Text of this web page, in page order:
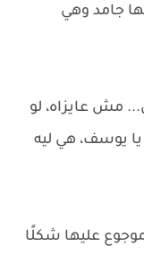
جامد وهي
مش عايزاه، لو
يوسف، هي ليه
عليها شكلًا